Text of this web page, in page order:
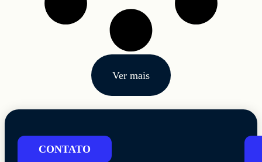
Ver mais
CONTATO